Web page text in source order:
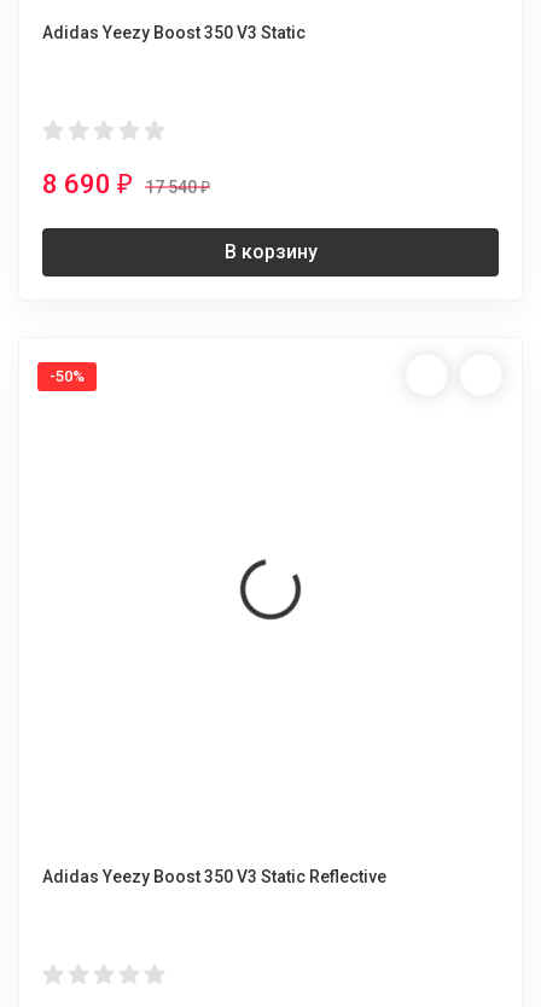
Adidas Yeezy Boost 350 V3 Static
8 690 ₽ 17 540₽
В корзину
-50%
Adidas Yeezy Boost 350 V3 Static Reflective